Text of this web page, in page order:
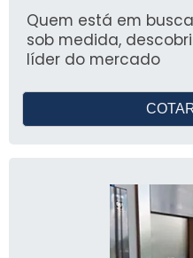
Quem está em
sob medida,
líder do mercado